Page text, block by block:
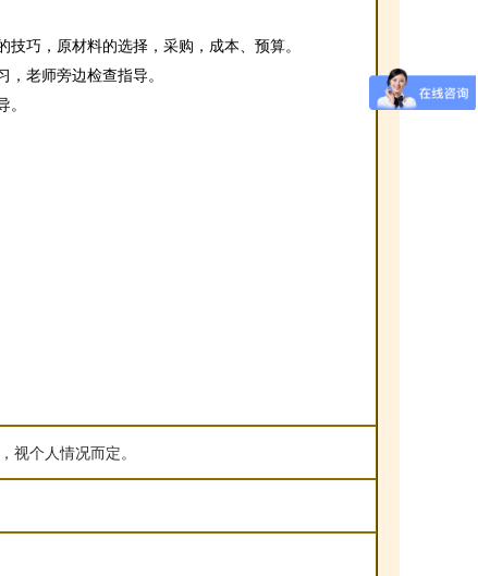
巧，原材料的选择，采购，成本、预算。
老师旁边检查指导。
视个人情况而定。